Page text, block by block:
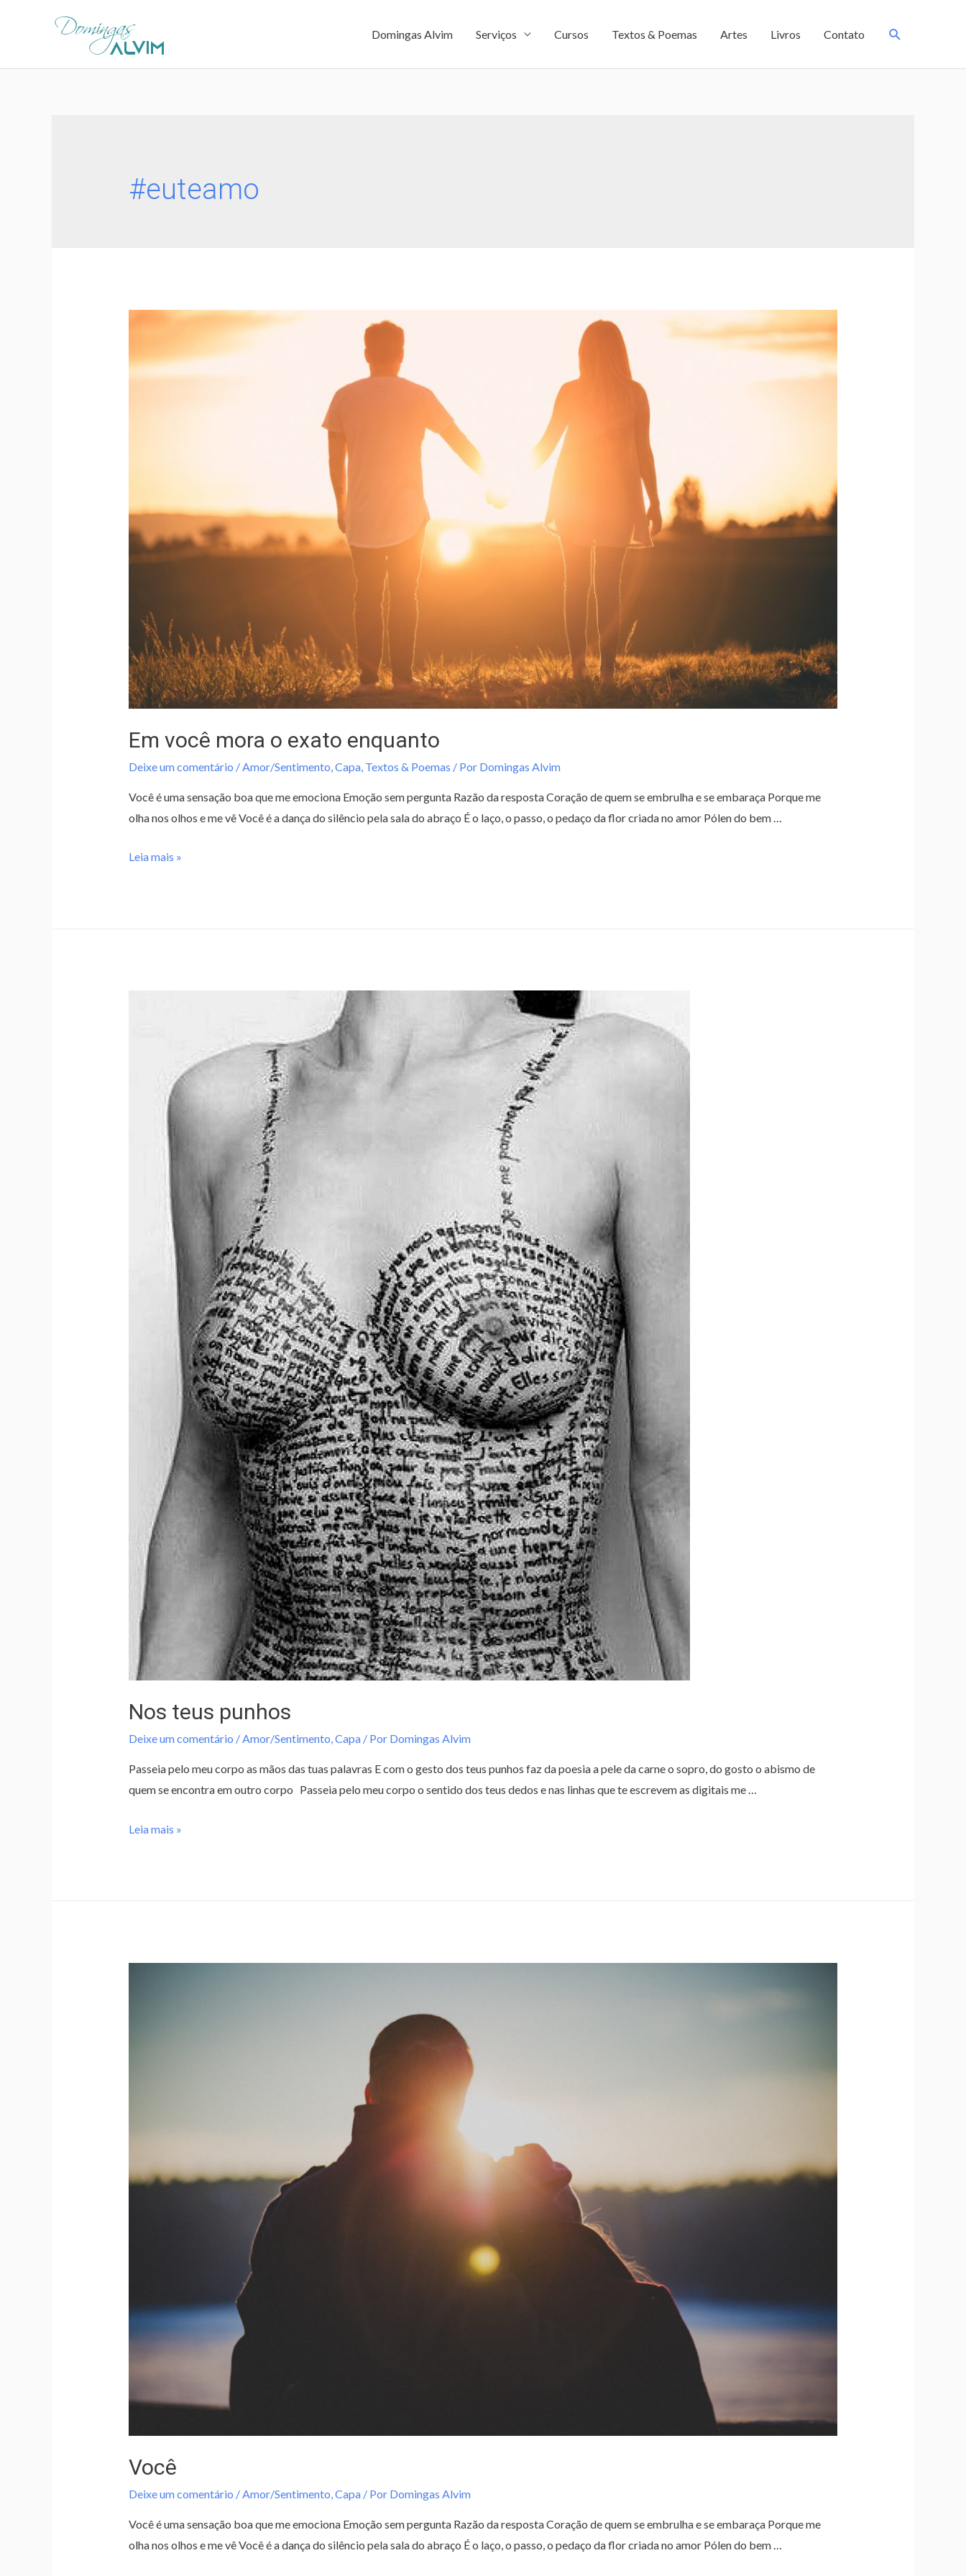
Domingas Alvim Serviços Cursos Textos & Poemas Artes Livros Contato
#euteamo
Em você mora o exato enquanto
Deixe um comentário / Amor/Sentimento Capa, Textos & Poemas / Por Domingas Alvim
Você é uma sensação boa que me emociona Emoção sem pergunta Razão da resposta Coração de quem se embrulha e se embaraça Porque me
olha nos olhos e me vê Você é a dança do silêncio pela sala do abraço É o laço, o passo, o pedaço da flor criada no amor Pólen do bem …
Leia mais »
Nos teus punhos
Deixe um comentário /Amor/Sentimento,Capa/ Por Domingas Alvim
Passeia pelo meu corpo as mãos das tuas palavras E com o gesto dos teus punhos faz da poesia a pele da carne o sopro, do gosto o abismo de
quem se encontra em outro corpo Passeia pelo meu corpo o sentido dos teus dedos e nas linhas que te escrevem as digitais me …
Leia mais »
Você
Deixe um comentário / Amor/Sentimento Capa/ Por Domingas Alvim
Você é uma sensação boa que me emociona Emoção sem pergunta Razão da resposta Coração de quem se embrulha e se embaraça Porque me
olha nos olhos e me vê Você é a dança do silêncio pela sala do abraço É o laço, o passo, o pedaço da flor criada no amor Pólen do bem …